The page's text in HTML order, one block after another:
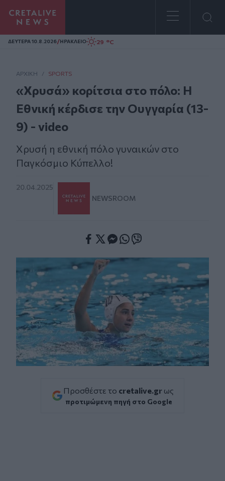
Homepage
ΔΕΥΤΕΡΑ 10.8.2026/ΗΡΑΚΛΕΙΟ 29 °C
ΑΡΧΙΚΗ / SPORTS
«Χρυσά» κορίτσια στο πόλο: Η
Εθνική κέρδισε την Ουγγαρία (13-
9) - video
Χρυσή η εθνική πόλο γυναικών στο
Παγκόσμιο Κύπελλο!
20.04.2025
NEWSROOM
Προσθέστε το cretalive.gr ως
προτιμώμενη πηγή στο Google